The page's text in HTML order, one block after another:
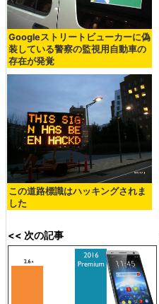
Googleストリートビューカーに偽
装している警察の監視用自動車の
存在が発覚
この道路標識はハッキングされま
した
<< 次の記事